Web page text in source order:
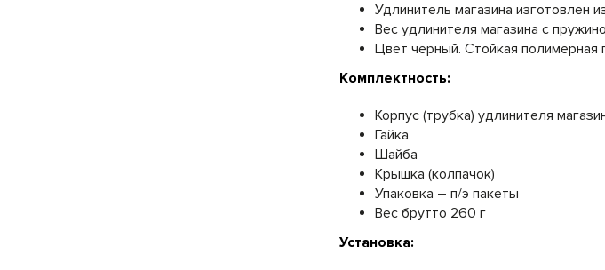
Удлинитель магазина изготовлен
Вес удлинителя магазина с
Цвет черный. Стойкая полимерная
Комплектность:
Корпус (трубка) удлинителя
Гайка
Шайба
Крышка (колпачок)
Упаковка – п/э пакеты
Вес брутто 260 г
Установка: